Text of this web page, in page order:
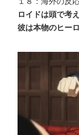
ロイドは頭で考
彼は本物のヒーロ